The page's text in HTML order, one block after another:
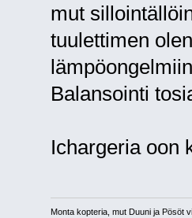
mut
tuulettimen
Balansointi
Ichargeria oon
Monta kopteria, mut Duuni ja Pösöt